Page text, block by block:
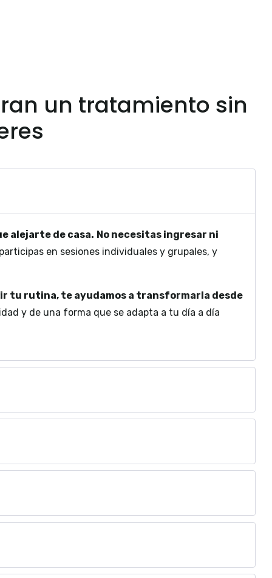
un tratamiento sin
alejarte de casa. No necesitas ingresar ni
en sesiones individuales y grupales, y
tu rutina, te ayudamos a transformarla desde
y de una forma que se adapta a tu día a día